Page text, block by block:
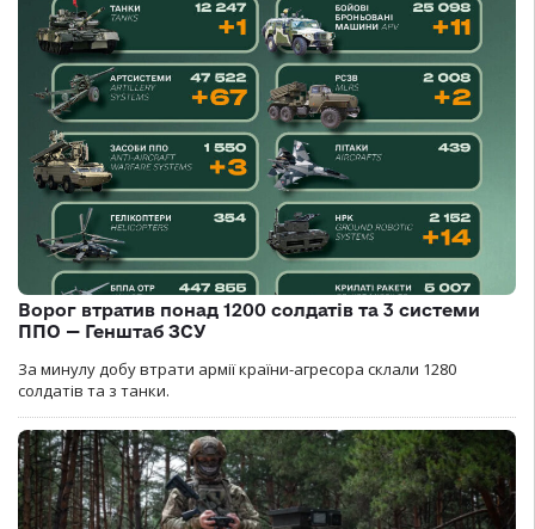
Ворог втратив понад 1200 солдатів та 3 системи
ППО — Генштаб ЗСУ
За минулу добу втрати армії країни-агресора склали 1280
солдатів та з танки.